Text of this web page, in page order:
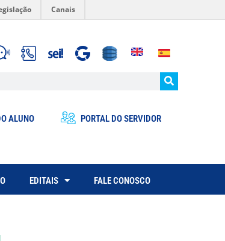
Canais
ALUNO PORTAL DO SERVIDOR
EDITAIS FALE CONOSCO